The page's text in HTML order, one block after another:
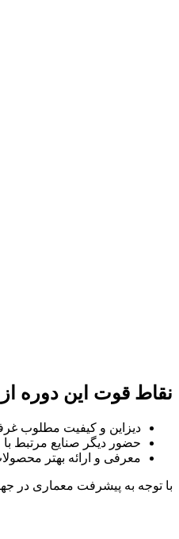
نقاط قوت این دوره
دیزاین و کیفیت مطلوب
حضور دیگر صنایع مرتبط
معرفی و ارائه بهتر
با توجه به پیشرفت معماری در